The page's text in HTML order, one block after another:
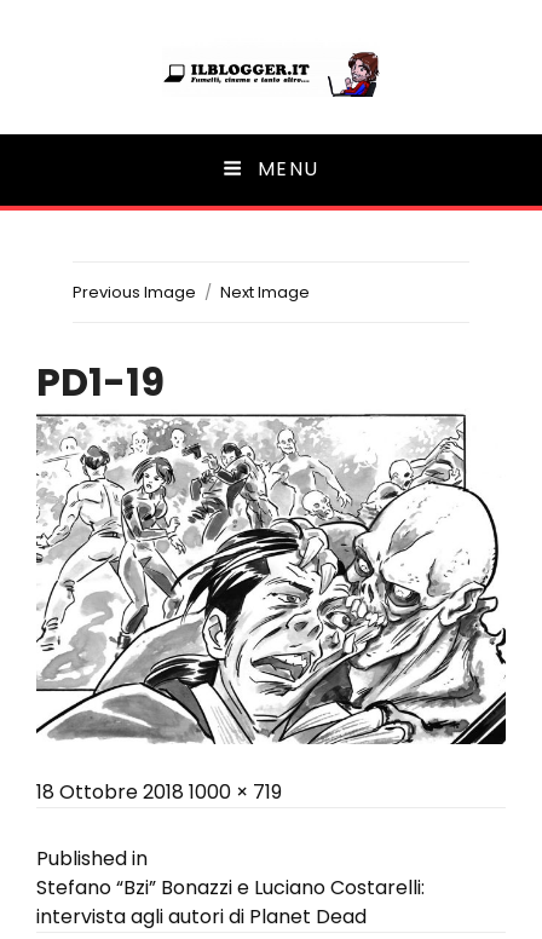
Ilblogger.it
Il portalino di blog | MENU
Previous Image Next Image
PD1-19
Posted
18 Ottobre 2018Full
1000 × 719
Navigazione
articoli
Published in
Stefano “Bzi” Bonazzi e Luciano Costarelli:
intervista agli autori di Planet Dead